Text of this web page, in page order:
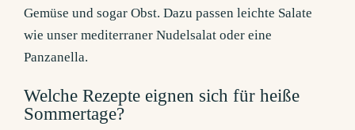
Gemüse und sogar Obst. Dazu passen leichte Salate
wie unser mediterraner Nudelsalat oder eine
Panzanella.
Welche Rezepte eignen sich für heiße
Sommertage?